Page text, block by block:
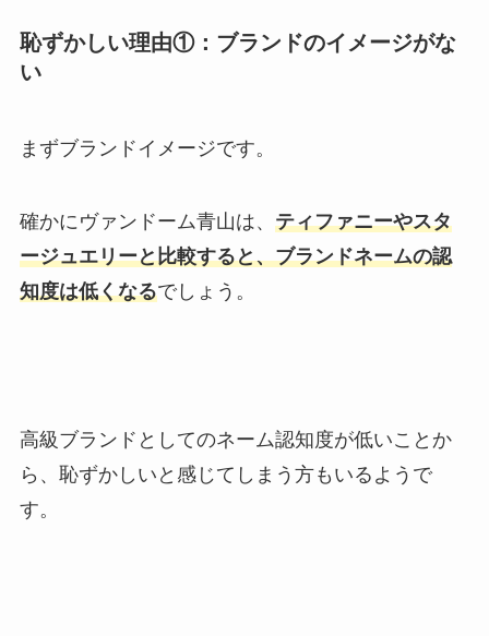
恥ずかしい理由①：ブランドのイメージがな
い
まずブランドイメージです。
確かにヴァンドーム青山は、 ティファニーやスタ
ージュエリーと比較すると、ブランドネームの認
知度は低くなるでしょう。
高級ブランドとしてのネーム認知度が低いことか
ら、恥ずかしいと感じてしまう方もいるようで
す。